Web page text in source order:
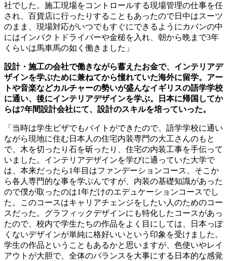
社でした。施工現場をコントロールする現場管理の仕事を任
され、百貨店に行ったりすることもあったので日中はスーツ
のまま、現場対応がいつでもすぐにできるようにカバンの中
にはインパクトドライバーや金槌を入れ、朝から晩まで3年
くらいは馬車馬の如く働きました」
設計・施工の会社で働きながら蓄えたお金で、インテリアデ
ザインを学ぶために兼ねてから憧れていた海外に留学。アー
トや音楽などカルチャーの勢いが盛んなイギリスの語学学校
に通い、後にインテリアデザインを学ぶ。日本に帰国してか
らは7年間設計会社にて、設計のスキルを培っていった。
「当時は学生ビザでもバイトができたので、語学学校に通い
ながら現地に住む日本人の住宅内装専門の大工さんのもと
で、木を切ったり石を斫ったり、住宅の内装工事を手伝って
いました。インテリアデザインを学びに通っていた大学で
は、本来だったら1年目はファンデーションコース、そこか
ら各人専門的な事を学ぶんですが、内装の基礎知識があった
ので僕が取ったのは1年だけのエデュケーションコースでし
た。このコースはキャリアチェンジをしたい人のためのコー
スだった。グラフィックデザインにも特化したコースがあっ
たので、校内で学生たちの作品をよく目にしては、日本っぽ
くないデザインが単純に格好いいという印象を受けました。
学生の作品ということもあるかと思いますが、色使いやレイ
アウトが大胆で、全体のバランスを大事にする日本的な感覚